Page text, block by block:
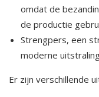
omdat de
de productie
Strengpers, een
moderne
Er zijn verschillende